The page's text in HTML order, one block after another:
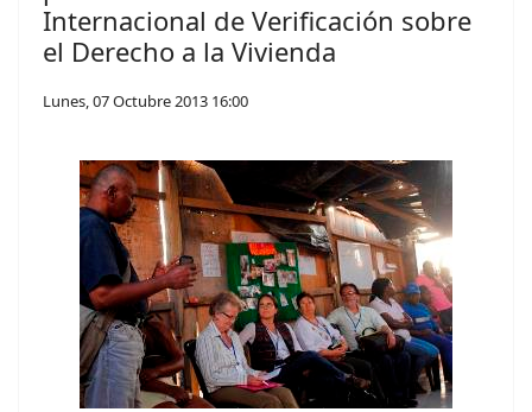
Internacional de Verificación sobre
el Derecho a la Vivienda
Lunes, 07 Octubre 2013 16:00